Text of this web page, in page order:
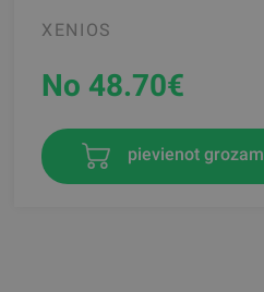
XENIOS
No 48.70€
pievienot grozam